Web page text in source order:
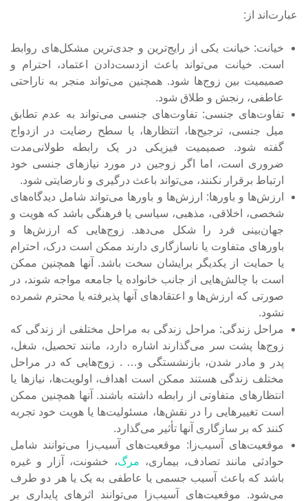
عبارت‌اند از:
خیانت: خیانت یکی از رایج‌ترین و جدی‌ترین مشکل‌های روابط
است. خیانت می‌تواند باعث ازدست‌دادن اعتماد، احترام و
صمیمیت بین زوج‌ها شود. همچنین می‌تواند منجر به ناراحتی
عاطفی، رنجش و طلاق شود.
تفاوت‌های جنسی: تفاوت‌های جنسی می‌تواند به عدم تطابق
میل جنسی، ترجیح‌ها، انتظارها، یا سطح رضایت در ازدواج
گفته شود. صمیمیت فیزیکی در یک رابطه طولانی‌مدت
ضروری است، اما اگر زوجین در مورد نیازهای جنسی خود
ارتباط برقرار نکنند، می‌تواند باعث درگیری و نارضایتی شود.
ارزش‌ها و باورها: ارزش‌ها و باورها می‌تواند شامل دیدگاه‌های
شخصی، اخلاقی، مذهبی، سیاسی یا فرهنگی باشد که هویت و
جهان‌بینی فرد را شکل می‌دهد. زوج‌هایی که ارزش‌ها و
باورهای متفاوت یا ناسازگاری دارند ممکن است درک، احترام
یا حمایت از یکدیگر برایشان سخت باشد. آنها همچنین ممکن
است با چالش‌هایی از جانب خانواده یا جامعه مواجه شوند، در
صورتی که ارزش‌ها و اعتقادهای آنها پذیرفته یا محترم شمرده
نشود.
مراحل زندگی: مراحل زندگی به مراحل مختلفی از زندگی که
زوج‌ها پشت سر می‌گذارند اشاره دارد، مانند تحصیل، شغل،
پدر و مادر شدن، بازنشستگی و… . زوج‌هایی که در مراحل
مختلف زندگی هستند ممکن است اهداف، اولویت‌ها، نیازها یا
انتظارهای متفاوتی از رابطه داشته باشند. آنها همچنین ممکن
است تغییرهایی را در نقش‌ها، مسئولیت‌ها یا هویت خود تجربه
کنند که بر سازگاری آنها تأثیر می‌گذارد.
موقعیت‌های آسیب‌زا: موقعیت‌های آسیب‌زا می‌توانند شامل
حوادثی مانند تصادف­، بیماری‌، مرگ‌، خشونت، آزار و غیره
باشد که باعث آسیب جسمی یا عاطفی به یک یا هر دو طرف
می‌شود. موقعیت‌های آسیب‌زا می‌توانند اثر­های پایداری بر